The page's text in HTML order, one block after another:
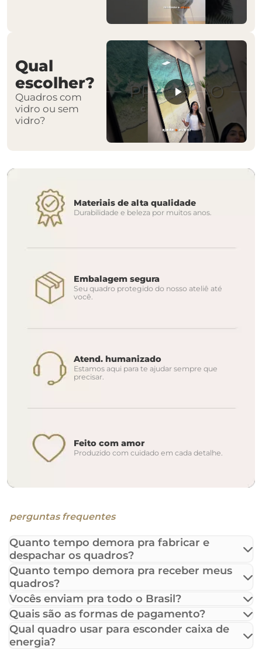
Qual
escolher?
Quadros com
vidro ou sem
vidro?
Materiais de alta qualidade
Durabilidade e beleza por muitos anos.
Embalagem segura
Seu quadro protegido do nosso ateliê até
você.
Atend. humanizado
Estamos aqui para te ajudar sempre que
precisar.
Feito com amor
Produzido com cuidado em cada detalhe.
perguntas frequentes
Quanto tempo demora pra fabricar e
despachar os quadros?
Quanto tempo demora pra receber meus
quadros?
Vocês enviam pra todo o Brasil?
Quais são as formas de pagamento?
Qual quadro usar para esconder caixa de
energia?